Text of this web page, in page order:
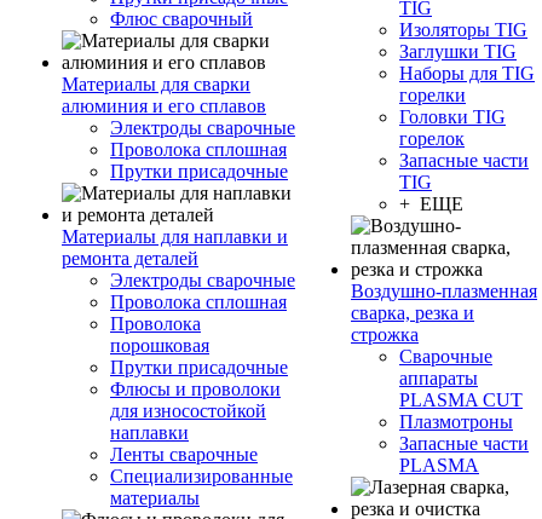
Флюс сварочный
Материалы для сварки
алюминия и его сплавов
Электроды сварочные
Проволока сплошная
Прутки присадочные
Материалы для наплавки и
ремонта деталей
Электроды сварочные
Проволока сплошная
Проволока
порошковая
Прутки присадочные
Флюсы и проволоки
для износостойкой
наплавки
Ленты сварочные
Специализированные
материалы
TIG
Изоляторы TIG
Заглушки TIG
Наборы для TIG
горелки
Головки TIG
горелок
Запасные части
TIG
+ ЕЩЕ
Воздушно-плазменная
сварка, резка и
строжка
Сварочные
аппараты
PLASMA CUT
Плазмотроны
Запасные части
PLASMA